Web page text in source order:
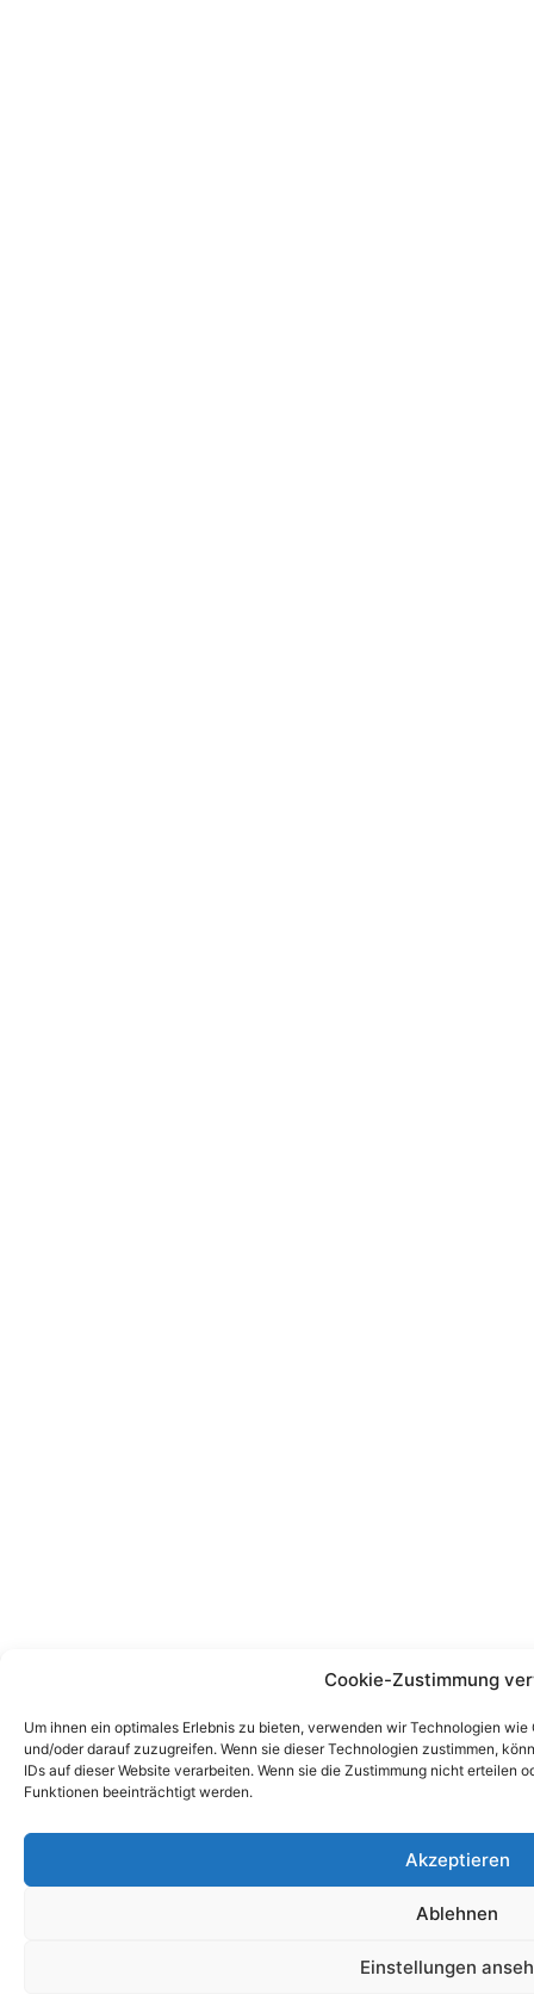
Cookie-Zustimmung
Um ihnen ein optimales Erlebnis zu bieten, verwenden wir Technologien
und/oder darauf zuzugreifen. Wenn sie dieser Technologien zustimmen,
IDs auf dieser Website verarbeiten. Wenn sie die Zustimmung nicht erteilen
Funktionen beeinträchtigt werden.
Akzeptieren
Ablehnen
Einstellungen